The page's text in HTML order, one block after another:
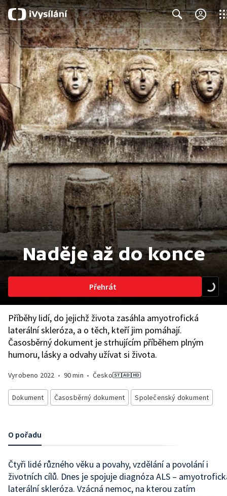
Search
Naděje až do konce
Přehrát
Příběhy lidí, do jejichž života zasáhla amyotrofická
laterální skleróza, a o těch, kteří jim pomáhají.
Časosběrný dokument je strhujícím příběhem plným
humoru, lásky a odvahy užívat si života.
Vyrobeno 2022 • 90 min • Česko
Dokument Časosběrný dokument Společenský dokument
O pořadu
Čtyři lidé různého věku a povahy, vzdělání a povolání i
životních cílů. Dnes je spojuje diagnóza ALS –
laterální skleróza. Vzácná nemoc, na kterou zatím